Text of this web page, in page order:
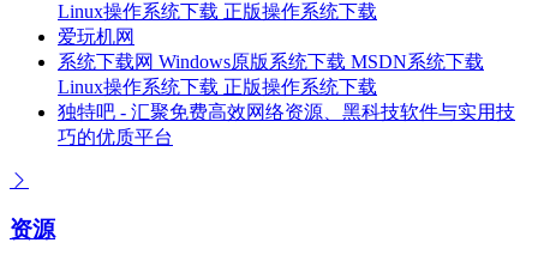
Linux操作系统下载 正版操作系统下载
爱玩机网
系统下载网 Windows原版系统下载 MSDN系统下载
Linux操作系统下载 正版操作系统下载
独特吧 - 汇聚免费高效网络资源、黑科技软件与实用技
巧的优质平台
资源